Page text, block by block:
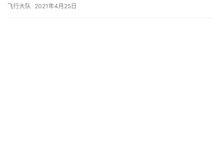
飞行大队 2021年4月25日